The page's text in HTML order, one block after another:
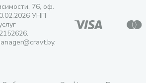
76, оф.
УНП